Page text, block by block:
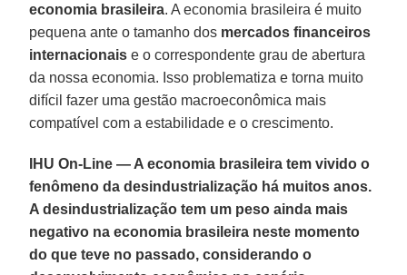
economia brasileira. A economia brasileira é muito
pequena ante o tamanho dos mercados financeiros
internacionais e o correspondente grau de abertura
da nossa economia. Isso problematiza e torna muito
difícil fazer uma gestão macroeconômica mais
compatível com a estabilidade e o crescimento.
IHU On-Line — A economia brasileira tem vivido o
fenômeno da desindustrialização há muitos anos.
A desindustrialização tem um peso ainda mais
negativo na economia brasileira neste momento
do que teve no passado, considerando o